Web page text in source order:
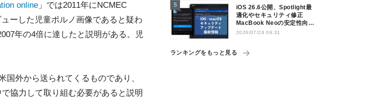
online 」では2011年にNCMEC
ーした児童ポルノ画像であると疑わ
年の4倍に達したと説明がある。児
国外から送られてくるものであり、
協力して取り組む必要があると説明
iOS 26.6公開、Spotlight最
適化やセキュリティ修正
MacBook Neoの安定性向上
も
2026/07/28 09:31
ランキングをもっと見る